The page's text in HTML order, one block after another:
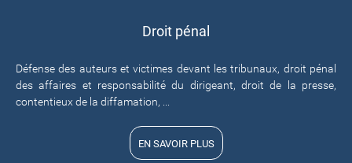
Droit pénal
Défense des auteurs et victimes devant les tribunaux, droit pénal
des affaires et responsabilité du dirigeant, droit de la presse,
contentieux de la diffamation, ...
EN SAVOIR PLUS